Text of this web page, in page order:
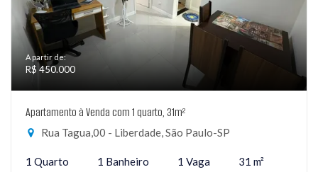
A partir de:
R$ 450.000
Apartamento à Venda com 1 quarto, 31m²
Rua Tagua,00 - Liberdade, São Paulo-SP
1 Quarto 1 Banheiro 1 Vaga 31 m²